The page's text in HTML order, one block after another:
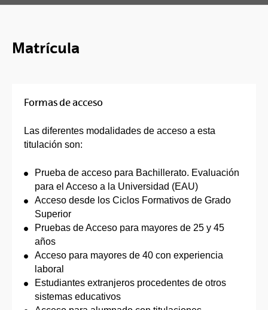
Matrícula
Formas de acceso
Las diferentes modalidades de acceso a esta
titulación son:
Prueba de acceso para Bachillerato. Evaluación
para el Acceso a la Universidad (EAU)
Acceso desde los Ciclos Formativos de Grado
Superior
Pruebas de Acceso para mayores de 25 y 45
años
Acceso para mayores de 40 con experiencia
laboral
Estudiantes extranjeros procedentes de otros
sistemas educativos